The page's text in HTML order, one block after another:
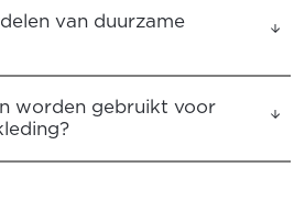
van duurzame
worden gebruikt voor